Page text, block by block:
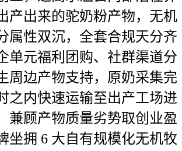
产出来的驼奶粉产物，无机
属性双沉，全套合规天分齐
单元福利团购、社群渠道分
周边产物支持，原奶采集完
之内快速运输至出产工场进
兼顾产物质量劣势取创业盈
坐拥 6 大自有规模化无机牧